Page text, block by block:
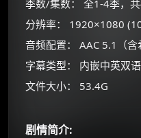
季数/集数： 全1-4季，
分辨率： 1920×1080
音频配置： AAC 5.1（含
字幕类型： 内嵌中英双语
文件大小： 53.4G
剧情简介:
朋友
你需要的各种
如夸克12个